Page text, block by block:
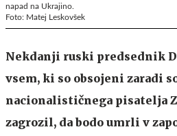
napad na Ukrajino.
Foto: Matej Leskovšek
Nekdanji ruski predsednik
vsem, ki so obsojeni zaradi
nacionalističnega pisatelja
zagrozil, da bodo umrli v